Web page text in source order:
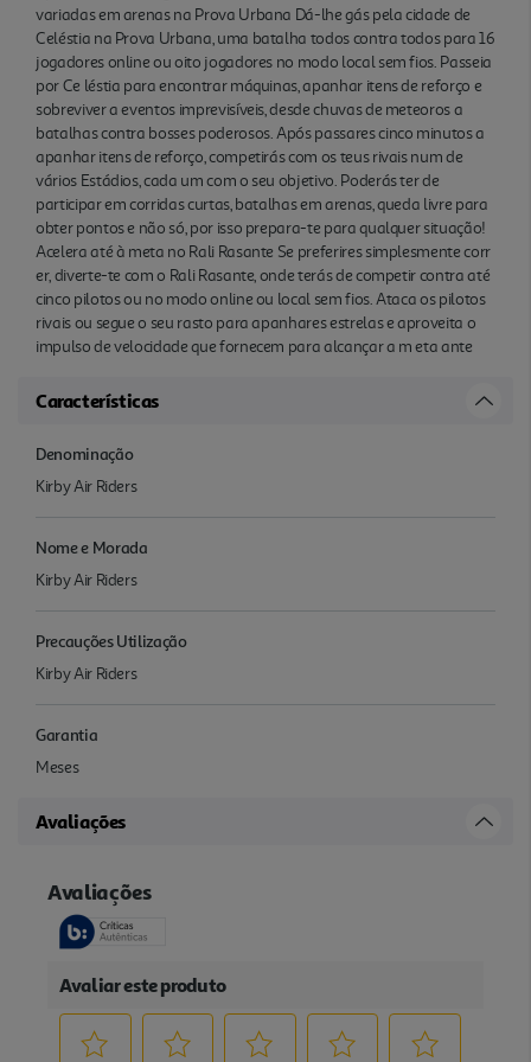
chuvas de meteoros a batalhas contra bosses
poderosos. Após passares cinco minutos a apanhar
itens de reforço, competirás com os teus rivais num
de vários Estádios, cada um com o seu objetivo.
Poderás ter de participar em corridas curtas,
batalhas em arenas, queda livre para obter pontos
e não só, por isso prepara-te para qualquer
situação! Acelera até à meta no Rali Rasante Se
preferires simplesmente corr er, diverte-te com o
Rali Rasante, onde terás de competir contra até
cinco pilotos ou no modo online ou local sem fios.
Ataca os pilotos rivais ou segue o seu rasto para
apanhares estrelas e aproveita o impulso de
ante
variadas em arenas na Prova Urbana Dá-lhe gás pela cidade de
Celéstia na Prova Urbana, uma batalha todos contra todos para 16
jogadores online ou oito jogadores no modo local sem fios. Passeia
por Ce léstia para encontrar máquinas, apanhar itens de reforço e
sobreviver a eventos imprevisíveis, desde chuvas de meteoros a
batalhas contra bosses poderosos. Após passares cinco minutos a
apanhar itens de reforço, competirás com os teus rivais num de
vários Estádios, cada um com o seu objetivo. Poderás ter de
participar em corridas curtas, batalhas em arenas, queda livre para
obter pontos e não só, por isso prepara-te para qualquer situação!
Acelera até à meta no Rali Rasante Se preferires simplesmente corr
er, diverte-te com o Rali Rasante, onde terás de competir contra até
cinco pilotos ou no modo online ou local sem fios. Ataca os pilotos
rivais ou segue o seu rasto para apanhares estrelas e aproveita o
impulso de velocidade que fornecem para alcançar a m eta ante
Características
Denominação
Kirby Air Riders
Nome e Morada
Kirby Air Riders
Precauções Utilização
Kirby Air Riders
Garantia
Meses
Avaliações